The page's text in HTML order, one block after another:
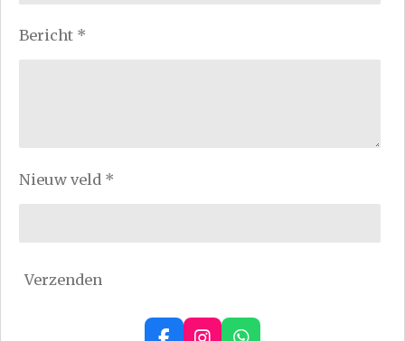
Bericht *
Nieuw veld *
Verzenden